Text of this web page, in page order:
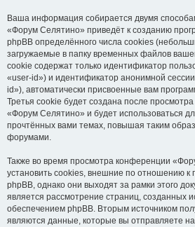
Ваша информация собирается двумя
«Форум Селятино» приведёт к созданию
phpBB определённого числа cookies
загружаемые в папку временных файлов
cookie содержат только идентификатор
«user-id») и идентификатор анонимной
id»), автоматически присвоенные вам
Третья cookie будет создана после
«Форум Селятино» и будет использоваться
прочтённых вами темах, повышая таким
форумами.
Также во время просмотра конференции
установить cookies, внешние по отношению к
phpBB, однако они выходят за рамки этого
является рассмотрение страниц, созданных
обеспечением phpBB. Вторым источником
являются данные, которые вы отправляете